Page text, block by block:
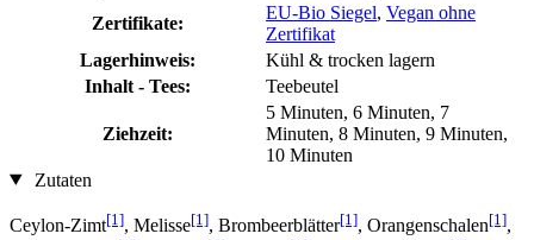
Zertifikate:
EU-Bio Siegel, Vegan ohne
Zertifikat
Lagerhinweis:
Kühl & trocken lagern
Inhalt - Tees:
Teebeutel
Ziehzeit:
5 Minuten, 6 Minuten, 7
Minuten, 8 Minuten, 9 Minuten,
10 Minuten
Zutaten
Ceylon-Zimt[1], Melisse[1], Brombeerblätter[1], Orangenschalen[1],